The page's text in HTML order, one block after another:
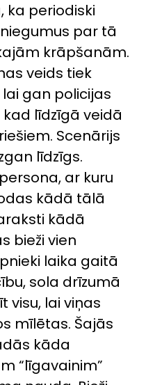
ka periodiski
par tā
krāpšanām.
veids tiek
gan policijas
līdzīgā veidā
Scenārijs
līdzīgs.
ar kuru
kādā tālā
kādā
bieži vien
laika gaitā
sola drīzumā
visu, lai viņas
mīlētas. Šajās
kāda
“līgavainim”